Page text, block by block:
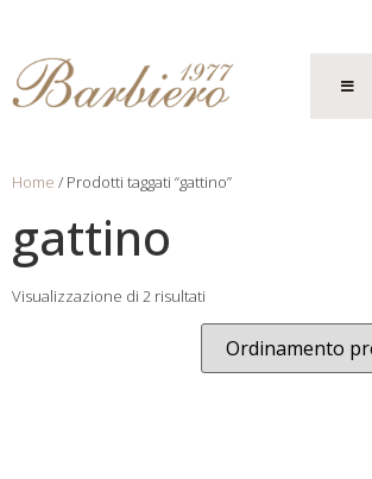
Home / Prodotti taggati “gattino”
gattino
Visualizzazione di 2 risultati